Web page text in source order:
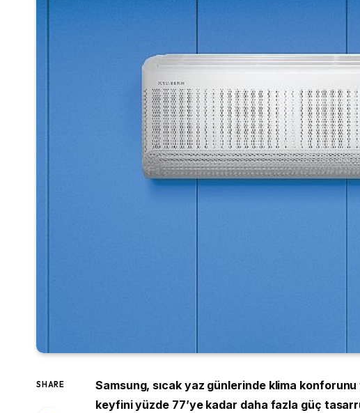
SHARE
Samsung, sıcak yaz günlerinde klima
keyfini yüzde 77’ye kadar daha fazla güç